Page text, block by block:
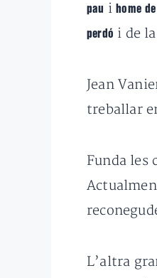
pau ihome
perdó i de la
Jean
treballar
Funda les
L’altra